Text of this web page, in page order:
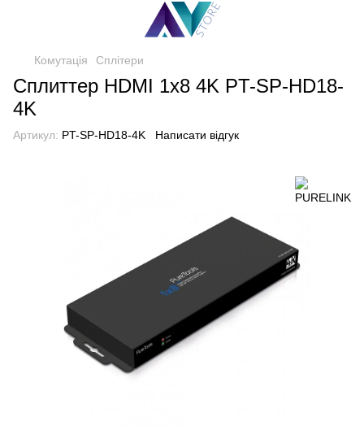
Комутація Сплітери
Сплиттер HDMI 1x8 4K PT-SP-HD18-
4K
Артикул: PT-SP-HD18-4K Написати відгук